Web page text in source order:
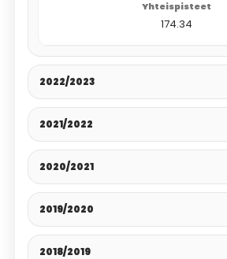
174.34
2022/2023
2021/2022
2020/2021
2019/2020
2018/2019